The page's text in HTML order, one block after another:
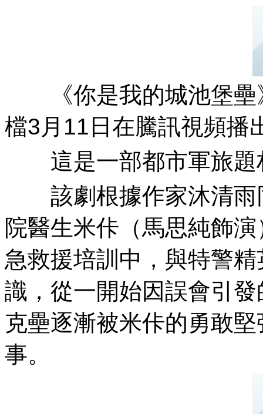
《你是我的城池堡壘》 
檔3月11日在騰訊視頻播出
這是一部都市軍旅題材
該劇根據作家沐清雨同
院醫生米佧（馬思純飾
急救援培訓中，與特
識，從一開始因誤會引
克壘逐漸被米佧的勇敢
事。